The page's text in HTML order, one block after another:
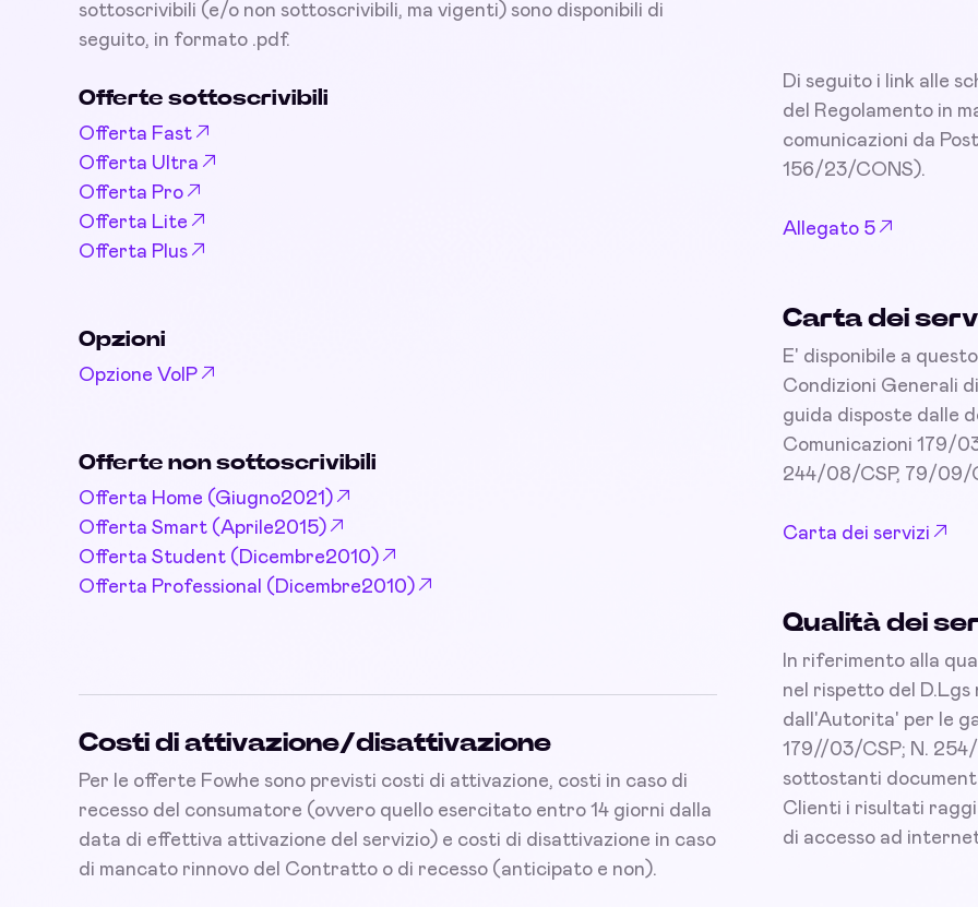
sottoscrivibili (e/o non sottoscrivibili, ma vigenti) sono disponibili di
seguito, in formato .pdf.
Offerte sottoscrivibili
Offerta Fast
Offerta Ultra
Offerta Pro
Offerta Lite
Offerta Plus
Opzioni
Opzione VoIP
Offerte non sottoscrivibili
Offerta Home (Giugno2021)
Offerta Smart (Aprile2015)
Offerta Student (Dicembre2010)
Offerta Professional (Dicembre2010)
Costi di attivazione/disattivazione
Per le offerte Fowhe sono previsti costi di attivazione, costi in caso di
recesso del consumatore (ovvero quello esercitato entro 14 giorni dalla
data di effettiva attivazione del servizio) e costi di disattivazione in caso
di mancato rinnovo del Contratto o di recesso (anticipato e non).
Di seguito i link alle
del Regolamento in
comunicazioni da
156/23/CONS).
Allegato 5
Carta dei
E' disponibile a
Condizioni Generali
guida disposte dalle
Comunicazioni 179/
244/08/CSP, 79/09/
Carta dei servizi
Qualità dei
In riferimento alla
nel rispetto del
dall'Autorita' per le
179//03/CSP; N. 254/
sottostanti
Clienti i risultati
di accesso ad